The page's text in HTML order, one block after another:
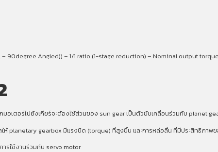
90degree Angled)) – 1/1 ratio (1-stage reduction) – Nominal output
เตอร์ไปยังเกียร์จะต้องใช้ส่วนของ sun gear เป็นตัวขับเคลื่อนร่วมกับ planet
planetary gearbox มีแรงบิด (torque) ที่สูงขึ้น และการหล่อลื่น ที่มีประสิทธิภาพข
ารใช้งานร่วมกับ servo motor